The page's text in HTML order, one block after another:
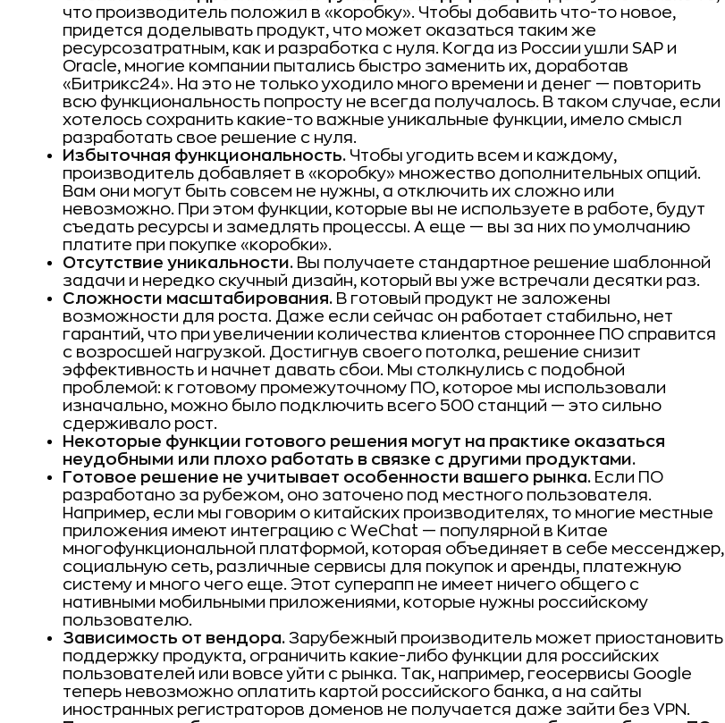
что производитель положил в «коробку». Чтобы добавить что-то новое,
придется доделывать продукт, что может оказаться таким же
ресурсозатратным, как и разработка с нуля. Когда из России ушли SAP и
Oracle, многие компании пытались быстро заменить их, доработав
«Битрикс24». На это не только уходило много времени и денег — повторить
всю функциональность попросту не всегда получалось. В таком случае, если
хотелось сохранить какие-то важные уникальные функции, имело смысл
разработать свое решение с нуля.
Избыточная функциональность. Чтобы угодить всем и каждому,
производитель добавляет в «коробку» множество дополнительных опций.
Вам они могут быть совсем не нужны, а отключить их сложно или
невозможно. При этом функции, которые вы не используете в работе, будут
съедать ресурсы и замедлять процессы. А еще — вы за них по умолчанию
платите при покупке «коробки».
Отсутствие уникальности. Вы получаете стандартное решение шаблонной
задачи и нередко скучный дизайн, который вы уже встречали десятки раз.
Сложности масштабирования. В готовый продукт не заложены
возможности для роста. Даже если сейчас он работает стабильно, нет
гарантий, что при увеличении количества клиентов стороннее ПО справится
с возросшей нагрузкой. Достигнув своего потолка, решение снизит
эффективность и начнет давать сбои. Мы столкнулись с подобной
проблемой: к готовому промежуточному ПО, которое мы использовали
изначально, можно было подключить всего 500 станций — это сильно
сдерживало рост.
Некоторые функции готового решения могут на практике оказаться
неудобными или плохо работать в связке с другими продуктами.
Готовое решение не учитывает особенности вашего рынка. Если ПО
разработано за рубежом, оно заточено под местного пользователя.
Например, если мы говорим о китайских производителях, то многие местные
приложения имеют интеграцию с WeChat — популярной в Китае
многофункциональной платформой, которая объединяет в себе мессенджер,
социальную сеть, различные сервисы для покупок и аренды, платежную
систему и много чего еще. Этот суперапп не имеет ничего общего с
нативными мобильными приложениями, которые нужны российскому
пользователю.
Зависимость от вендора. Зарубежный производитель может приостановить
поддержку продукта, ограничить какие-либо функции для российских
пользователей или вовсе уйти с рынка. Так, например, геосервисы Google
теперь невозможно оплатить картой российского банка, а на сайты
иностранных регистраторов доменов не получается даже зайти без VPN.